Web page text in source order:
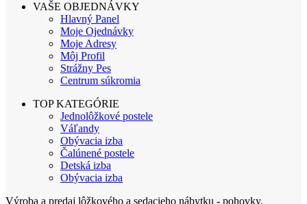
VAŠE OBJEDNÁVKY
Hlavný Panel
Moje Ojednávky
Moje Adresy
Môj Profil
Strážny Pes
Centrum súkromia
TOP KATEGÓRIE
Jednolôžkové postele
Váľandy
Obývacia izba
Čalúnené postele
Detská izba
Obývacia izba
Výroba a predaj lôžkového a sedacieho nábytku - pohovky,